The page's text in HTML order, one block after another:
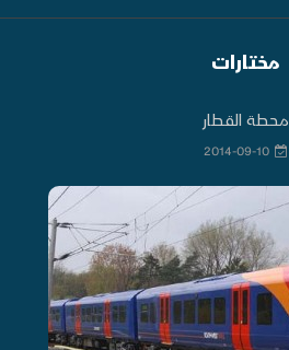
مختارات
محطة القطار
2014-09-10